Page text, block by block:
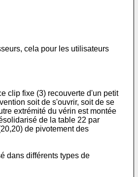
cela pour les utilisateurs
clip fixe (3) recouverte d'un petit
soit de s'ouvrir, soit de se
extrémité du vérin est montée
de la table 22 par
de pivotement des
dans différents types de